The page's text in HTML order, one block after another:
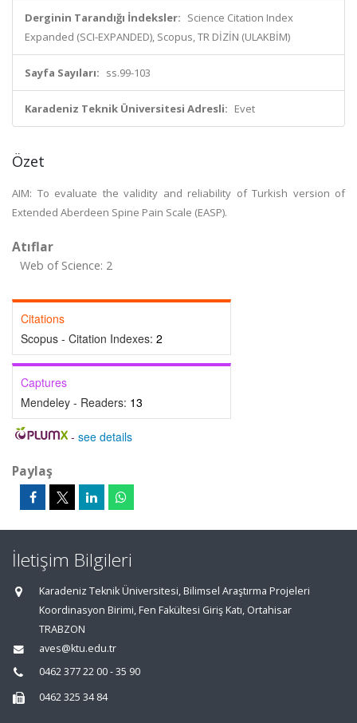
Derginin Tarandığı İndeksler: Science Citation Index
Expanded (SCI-EXPANDED), Scopus, TR DİZİN (ULAKBİM)
Sayfa Sayıları: ss.99-103
Karadeniz Teknik Üniversitesi Adresli: Evet
Özet
AIM: To evaluate the validity and reliability of Turkish version of
Extended Aberdeen Spine Pain Scale (EASP).
Atıflar
Web of Science: 2
Citations
Scopus - Citation Indexes: 2
Captures
Mendeley - Readers: 13
- see details
Paylaş
İletişim Bilgileri
Karadeniz Teknik Üniversitesi, Bilimsel Araştırma Projeleri
Koordinasyon Birimi, Fen Fakültesi Giriş Katı, Ortahisar
TRABZON
aves@ktu.edu.tr
0462 377 22 00 - 35 90
0462 325 34 84